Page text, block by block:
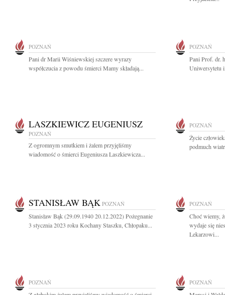
POZNAŃ
Pani dr Marii Wiśniewskiej szczere wyrazy
współczucia z powodu śmierci Mamy składają...
POZNAŃ
Pani Prof. dr.
Uniwersytetu
LASZKIEWICZ EUGENIUSZ
POZNAŃ
Z ogromnym smutkiem i żalem przyjęliśmy
wiadomość o śmierci Eugeniusza Laszkiewicza...
POZNAŃ
Życie
podmuch
STANISŁAW BĄK POZNAŃ
Stanisław Bąk (29.09.1940 20.12.2022) Pożegnanie
3 stycznia 2023 roku Kochany Staszku, Chłopaku...
POZNAŃ
Choć wiemy,
wydaje się
Lekarzowi...
POZNAŃ POZNAŃ